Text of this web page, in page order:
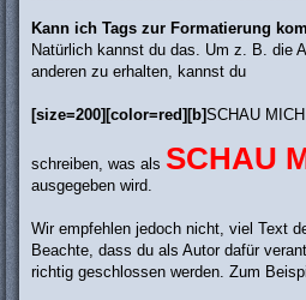
Kann ich Tags zur Formatierung
Natürlich kannst du das. Um z. B. die
anderen zu erhalten, kannst du
[size=200][color=red][b]SCHAU
schreiben, was als SCHAU
ausgegeben wird.
Wir empfehlen jedoch nicht, viel Text
Beachte, dass du als Autor dafür
richtig geschlossen werden. Zum